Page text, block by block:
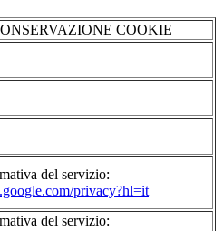
COOKIE
del servizio:
privacy?hl=it
del servizio: